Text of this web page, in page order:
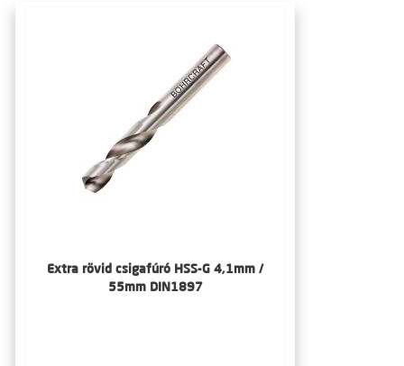
Extra rövid csigafúró HSS-G 4,1mm /
55mm DIN1897